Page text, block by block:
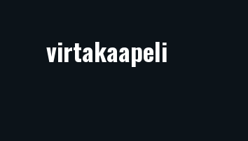
virtakaapeli